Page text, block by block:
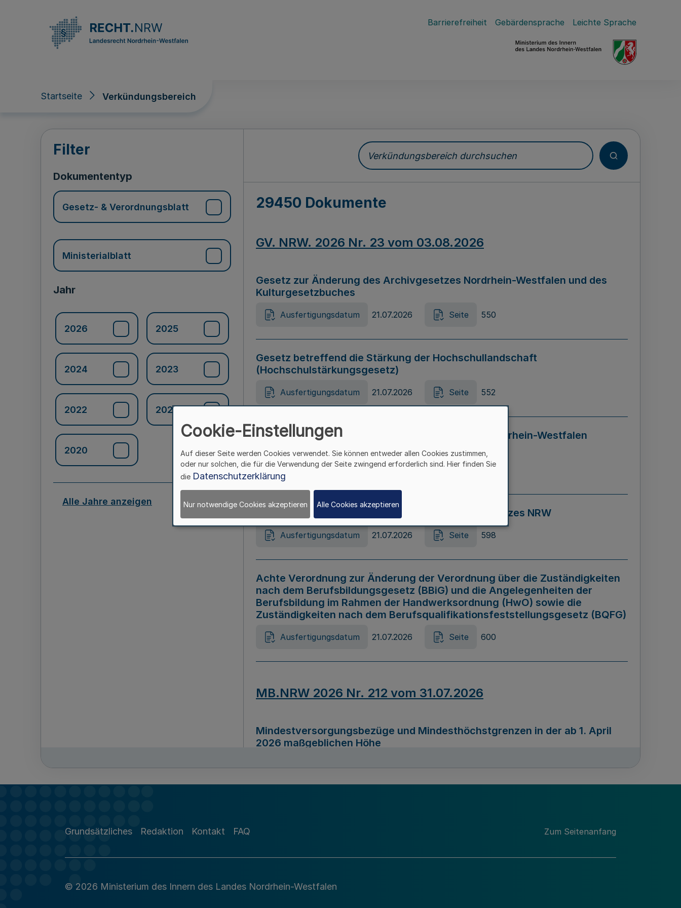
Barrierefreiheit Gebärdensprache Leichte Sprache
Startseite Verkündungsbereich
Verkündungsbereich
Filter
Dokumententyp
Gesetz- & Verordnungsblatt
Ministerialblatt
Jahr
2026 2025
2024 2023
2022 2021
2020
Alle Jahre anzeigen
Verkündungsbereich durchsuchen
29450 Dokumente
GV. NRW. 2026 Nr. 23 vom 03.08.2026
Gesetz zur Änderung des Archivgesetzes Nordrhein-Westfalen und des
Kulturgesetzbuches
Ausfertigungsdatum 21.07.2026 Seite 550
Gesetz betreffend die Stärkung der Hochschullandschaft
(Hochschulstärkungsgesetz)
Ausfertigungsdatum 21.07.2026 Seite 552
Gesetz zur Vermeidung von Diskriminierung in Nordrhein-Westfalen
(Landesantidiskriminierungsgesetz – LADG NRW)
Ausfertigungsdatum 21.07.2026 Seite 595
Gesetz zur Änderung des Online-Casinospiel Gesetzes NRW
Ausfertigungsdatum 21.07.2026 Seite 598
Achte Verordnung zur Änderung der Verordnung über die Zuständigkeiten
nach dem Berufsbildungsgesetz (BBiG) und die Angelegenheiten der
Berufsbildung im Rahmen der Handwerksordnung (HwO) sowie die
Zuständigkeiten nach dem Berufsqualifikationsfeststellungsgesetz (BQFG)
Ausfertigungsdatum 21.07.2026 Seite 600
MB.NRW 2026 Nr. 212 vom 31.07.2026
Mindestversorgungsbezüge und Mindesthöchstgrenzen in der ab 1. April
2026 maßgeblichen Höhe
Richtlinie zur Durchführung des Förderprogramms „Mittelstand Innovativ &
Grundsätzliches Redaktion Kontakt FAQ Zum Seitenanfang
© 2026 Ministerium des Innern des Landes Nordrhein-Westfalen
Cookie-Einstellungen
Auf dieser Seite werden Cookies verwendet. Sie können entweder allen Cookies zustimmen,
oder nur solchen, die für die Verwendung der Seite zwingend erforderlich sind. Hier finden Sie
die Datenschutzerklärung
Nur notwendige Cookies akzeptieren Alle Cookies akzeptieren